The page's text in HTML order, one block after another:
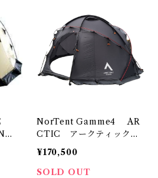
NorTent Gamme4 AR
CTIC アークティック
ノルテント
¥170,500
SOLD OUT